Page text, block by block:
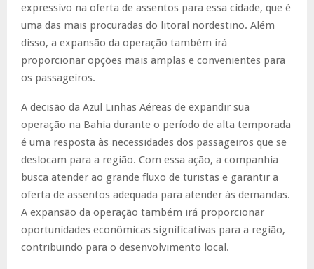
expressivo na oferta de assentos para essa cidade, que é
uma das mais procuradas do litoral nordestino. Além
disso, a expansão da operação também irá
proporcionar opções mais amplas e convenientes para
os passageiros.
A decisão da Azul Linhas Aéreas de expandir sua
operação na Bahia durante o período de alta temporada
é uma resposta às necessidades dos passageiros que se
deslocam para a região. Com essa ação, a companhia
busca atender ao grande fluxo de turistas e garantir a
oferta de assentos adequada para atender às demandas.
A expansão da operação também irá proporcionar
oportunidades econômicas significativas para a região,
contribuindo para o desenvolvimento local.